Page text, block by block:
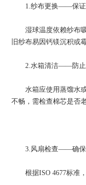
1.纱布更换——保证
湿球温度依赖纱布吸
旧纱布易因钙镁沉积或
2.水箱清洁——防止
水箱应使用蒸馏水或
不畅，需检查棉芯是否
3.风扇检查——确保
根据ISO 4677标准，